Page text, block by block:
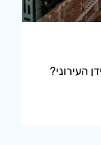
העירוני?